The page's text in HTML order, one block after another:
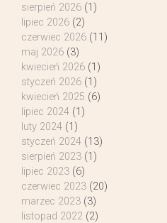
sierpień 2026 (1)
lipiec 2026 (2)
czerwiec 2026 (11)
maj 2026 (3)
kwiecień 2026 (1)
styczeń 2026 (1)
kwiecień 2025 (6)
lipiec 2024 (1)
luty 2024 (1)
styczeń 2024 (13)
sierpień 2023 (1)
lipiec 2023 (6)
czerwiec 2023 (20)
marzec 2023 (3)
listopad 2022 (2)